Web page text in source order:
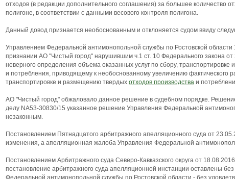
отходов (в редакции дополнительного соглашения) за большее количество
полигоне, в соответствии с данными весового контроля полигона.
Данный довод признается необоснованным и отклоняется судом ввиду
Управлением Федеральной антимонопольной службы по Ростовской
признании АО "Чистый город" нарушившим ч.1 ст. 10 Федерального закона
неверного определения объема оказанных услуг по сбору,
и потребления, приводящему к необоснованному увеличению фактического
транспортировке и размещению твердых отходов производства и
АО "Чистый город" обжаловало данное решение в судебном порядке.
делу NА53-30830/15 указанное решение Управления Федеральной
незаконным.
Постановлением Пятнадцатого арбитражного апелляционного суда от
изменения, а апелляционная жалоба Управления Федеральной
Постановлением Арбитражного суда Северо-Кавказского округа от
постановление арбитражного суда апелляционной инстанции оставлены